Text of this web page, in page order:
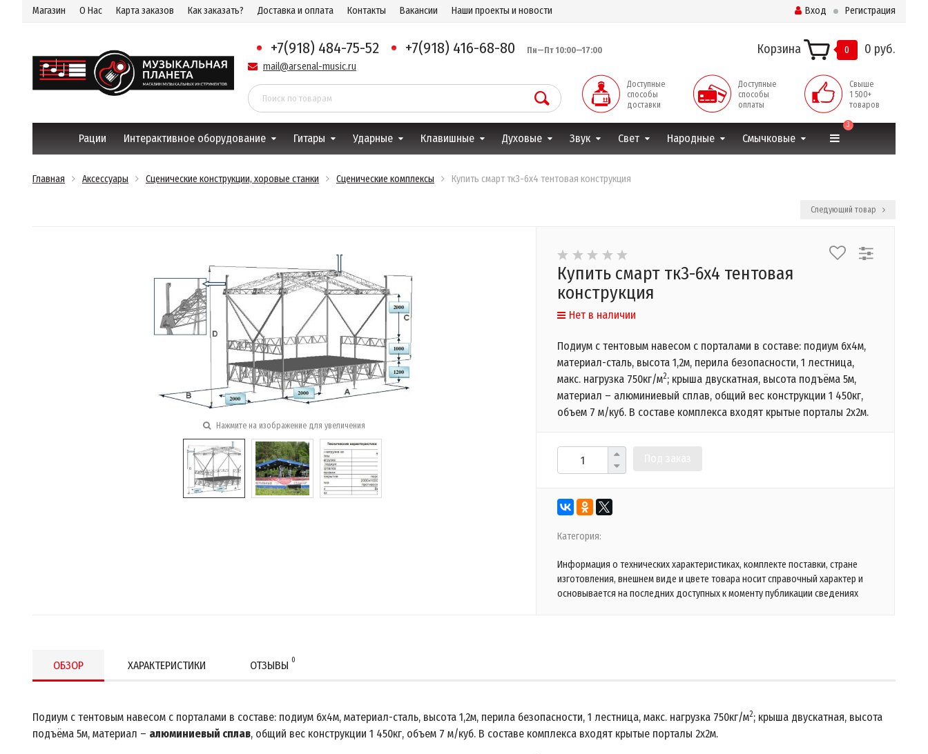
Магазин О Нас Карта заказов Как заказать? Доставка и оплата Контакты Вакансии Наши проекты и новости Вход Регистрация
+7(918) 484-75-52 +7(918) 416-68-80 Пн—Пт 10:00—17:00
mail@arsenal-music.ru
Корзина 0 0 руб.
Доступные
способы
доставки
Доступные
способы
оплаты
Свыше
1 500+
товаров
Рации Интерактивное оборудование Гитары Ударные Клавишные Духовые Звук Свет Народные Смычковые
3
Главная Аксессуары Сценические конструкции, хоровые станки Сценические комплексы Купить смарт тк3-6х4 тентовая конструкция
Следующий товар
Нажмите на изображение для увеличения
Купить смарт тк3-6х4 тентовая
конструкция
Нет в наличии
Подиум с тентовым навесом с порталами в составе: подиум 6х4м,
материал-сталь, высота 1,2м, перила безопасности, 1 лестница,
макс. нагрузка 750кг/м2; крыша двускатная, высота подъёма 5м,
материал – алюминиевый сплав, общий вес конструкции 1 450кг,
объем 7 м/куб. В составе комплекса входят крытые порталы 2х2м.
Категория:
Информация о технических характеристиках, комплекте поставки, стране
изготовления, внешнем виде и цвете товара носит справочный характер и
основывается на последних доступных к моменту публикации сведениях
ОБЗОР ХАРАКТЕРИСТИКИ ОТЗЫВЫ 0
Подиум с тентовым навесом с порталами в составе: подиум 6х4м, материал-сталь, высота 1,2м, перила безопасности, 1 лестница, макс. нагрузка 750кг/м2; крыша двускатная, высота
подъёма 5м, материал – алюминиевый сплав, общий вес конструкции 1 450кг, объем 7 м/куб. В составе комплекса входят крытые порталы 2х2м.